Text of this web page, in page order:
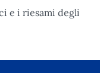
e i riesami degli